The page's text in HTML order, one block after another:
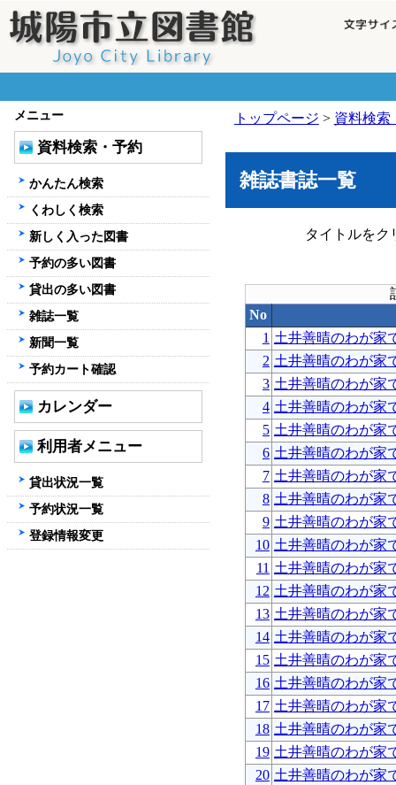
トップページ > 資料検索
雑誌書誌一覧
タイトルをク
No
1 土井善晴のわが
2 土井善晴のわが
3 土井善晴のわが
4 土井善晴のわが
5 土井善晴のわが
6 土井善晴のわが
7 土井善晴のわが
8 土井善晴のわが
9 土井善晴のわが
10 土井善晴のわが
11 土井善晴のわが
12 土井善晴のわが
13 土井善晴のわが
14 土井善晴のわが
15 土井善晴のわが
16 土井善晴のわが
17 土井善晴のわが
18 土井善晴のわが
19 土井善晴のわが
20 土井善晴のわが
メニュー
資料検索・予約
かんたん検索
くわしく検索
新しく入った図書
予約の多い図書
貸出の多い図書
雑誌一覧
新聞一覧
予約カート確認
カレンダー
利用者メニュー
貸出状況一覧
予約状況一覧
登録情報変更